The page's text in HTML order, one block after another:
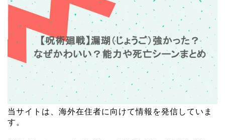
当サイトは、海外在住者に向けて情報を発信していま
す。